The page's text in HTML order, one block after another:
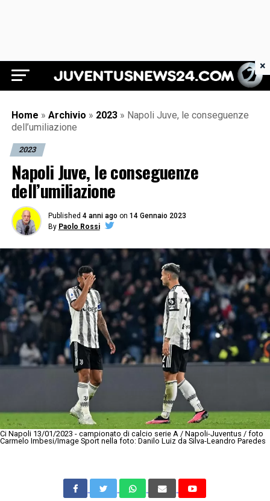
Juventus News 24
Home » Archivio » 2023 » Napoli Juve, le conseguenze
dell’umiliazione
2023
Napoli Juve, le conseguenze
dell’umiliazione
Published 4 anni ago on 14 Gennaio 2023
By Paolo Rossi
Ci Napoli 13/01/2023 - campionato di calcio serie A / Napoli-Juventus / foto
Carmelo Imbesi/Image Sport nella foto: Danilo Luiz da Silva-Leandro Paredes
×